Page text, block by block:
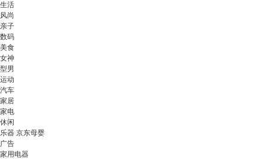
生活
风尚
亲子
数码
美食
女神
型男
运动
汽车
家居
家电
休闲
乐器 京东母婴
广告
家用电器